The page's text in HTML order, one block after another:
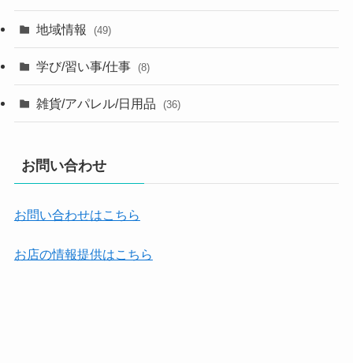
地域情報 (49)
学び/習い事/仕事 (8)
雑貨/アパレル/日用品 (36)
お問い合わせ
お問い合わせはこちら
お店の情報提供はこちら